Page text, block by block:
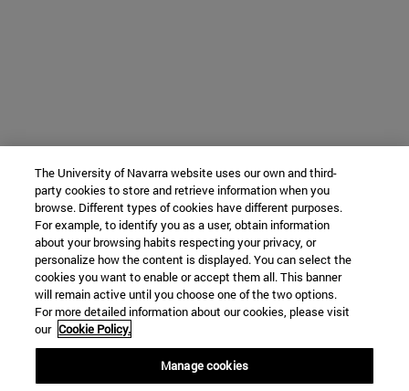
The University of Navarra website uses our own and third-
party cookies to store and retrieve information when you
browse. Different types of cookies have different purposes.
For example, to identify you as a user, obtain information
about your browsing habits respecting your privacy, or
personalize how the content is displayed. You can select the
cookies you want to enable or accept them all. This banner
will remain active until you choose one of the two options.
For more detailed information about our cookies, please visit
our Cookie Policy.
Manage cookies